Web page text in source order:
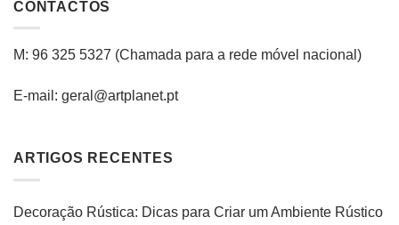
CONTACTOS
M: 96 325 5327 (Chamada para a rede móvel nacional )
E-mail: geral@artplanet.pt
ARTIGOS RECENTES
Decoração Rústica: Dicas para Criar um Ambiente Rústico